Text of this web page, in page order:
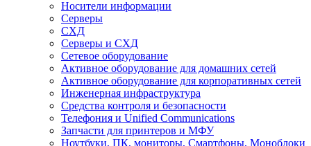
Носители информации
Серверы
СХД
Серверы и СХД
Сетевое оборудование
Активное оборудование для домашних сетей
Активное оборудование для корпоративных сетей
Инженерная инфраструктура
Средства контроля и безопасности
Телефония и Unified Communications
Запчасти для принтеров и МФУ
Ноутбуки, ПК, мониторы, Смартфоны, Моноблоки